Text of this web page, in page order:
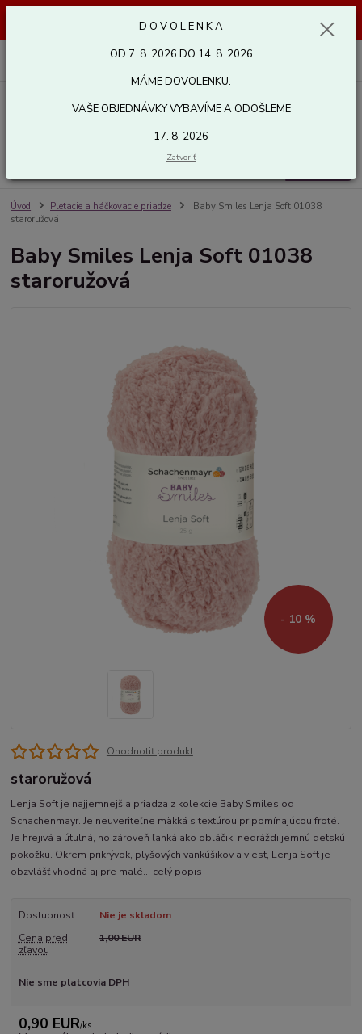
odošleme 17. 8. 2026. Ďakujeme.
Úvod Pletacie a háčkovacie priadze
Baby Smiles Lenja Soft 01038
staroružová
Baby Smiles Lenja Soft 01038
staroružová
- 10 %
Ohodnotiť produkt
staroružová
Lenja Soft je najjemnejšia priadza z kolekcie Baby Smiles od
Schachenmayr. Je neuveriteľne mäkká s textúrou pripomínajúcou froté.
Je hrejivá a útulná, no zároveň ľahká ako obláčik, nedráždi jemnú detskú
pokožku. Okrem prikrývok, plyšových vankúšikov a viest, Lenja Soft je
obzvlášť vhodná aj pre malé... celý popis
Dostupnosť
Nie je skladom
Cena pred
zľavou
1,00 EUR
Nie sme platcovia DPH
0,90 EUR/ks
D O V O L E N K A
OD 7. 8. 2026 DO 14. 8. 2026
MÁME DOVOLENKU.
VAŠE OBJEDNÁVKY VYBAVÍME A ODOŠLEME
17. 8. 2026
Zatvoriť